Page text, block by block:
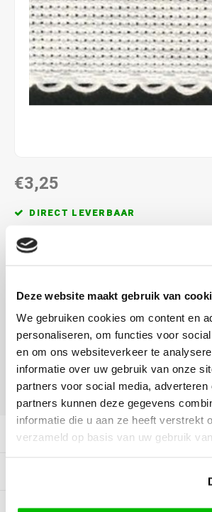
Deze website maakt gebruik van
We gebruiken cookies om content en
personaliseren, om functies voor
en om ons websiteverkeer te
informatie over uw gebruik van onze
partners voor social media, adverteren
partners kunnen deze gegevens
informatie die u aan ze heeft verstrekt
verzameld op basis van uw gebruik
€3,25
DIRECT LEVERBAAR
100% katoen,
Toevoegen aan
DELEN:
Productomschrijving